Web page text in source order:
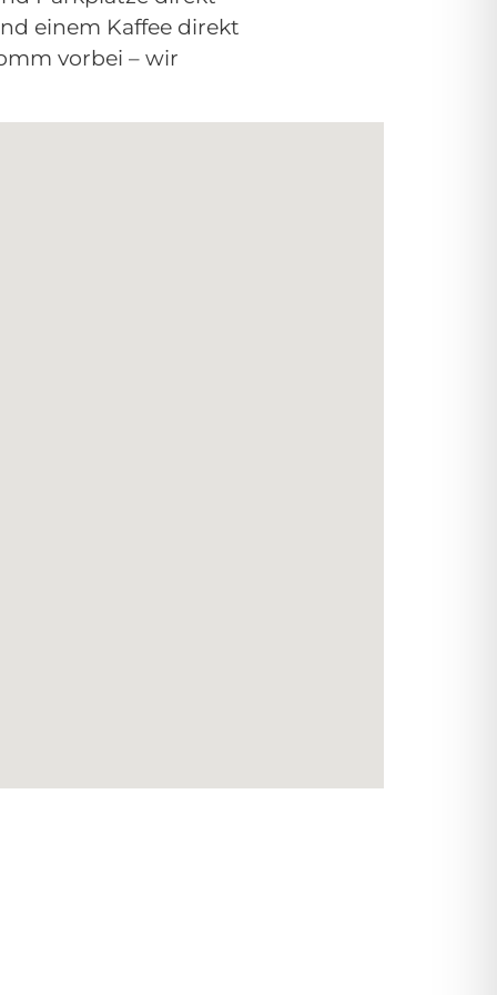
einem Kaffee direkt
vorbei – wir